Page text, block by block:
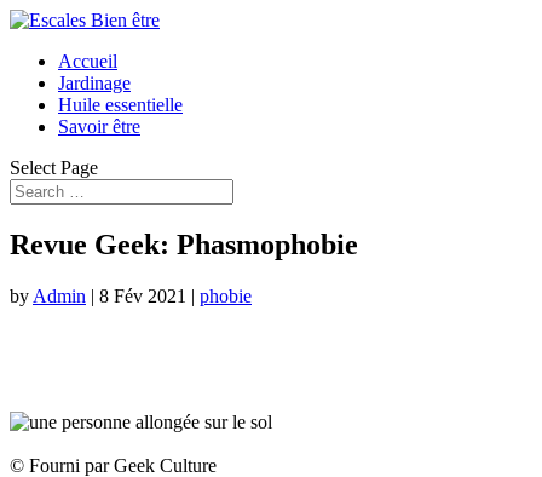
Accueil
Jardinage
Huile essentielle
Savoir être
Select Page
Revue Geek: Phasmophobie
by Admin | 8 Fév 2021 | phobie
© Fourni par Geek Culture